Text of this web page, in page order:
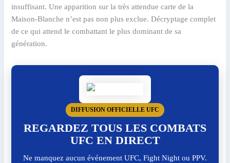
insuffisant. Une apparition sur la très attendue carte de la
Maison-Blanche n’est pas non plus exclue. Décryptage complet
de ce qui attend le combattant le plus dominant de sa
génération.
DIFFUSION OFFICIELLE UFC
REGARDEZ TOUS LES COMBATS
UFC EN DIRECT
Ne manquez aucun événement UFC, Fight Night ou PPV.